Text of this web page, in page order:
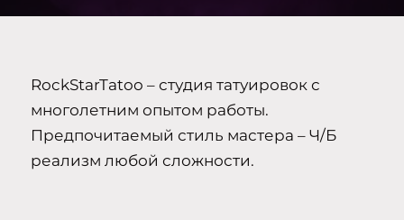
RockStarTatoo – студия татуировок с
многолетним опытом работы.
Предпочитаемый стиль мастера – Ч/Б
реализм любой сложности.